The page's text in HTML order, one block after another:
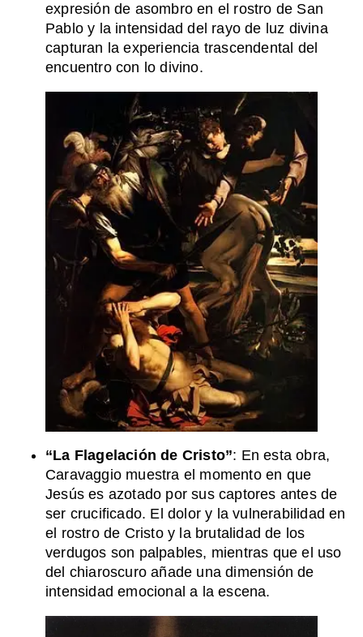
expresión de asombro en el rostro de San
Pablo y la intensidad del rayo de luz divina
capturan la experiencia trascendental del
encuentro con lo divino.
“La Flagelación de Cristo”: En esta obra,
Caravaggio muestra el momento en que
Jesús es azotado por sus captores antes de
ser crucificado. El dolor y la vulnerabilidad en
el rostro de Cristo y la brutalidad de los
verdugos son palpables, mientras que el uso
del chiaroscuro añade una dimensión de
intensidad emocional a la escena.